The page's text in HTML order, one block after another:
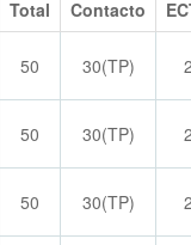
Total Contacto
50 30(TP)
50 30(TP)
50 30(TP)